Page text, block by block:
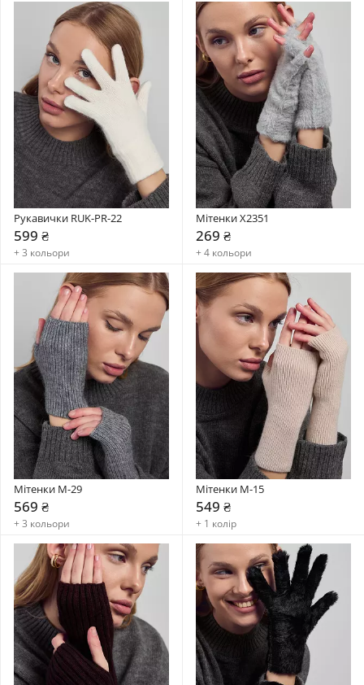
Рукавички RUK-PR-22
599 ₴
+ 3 кольори
Мітенки X2351
269 ₴
+ 4 кольори
Мітенки М-29
569 ₴
+ 3 кольори
Мітенки М-15
549 ₴
+ 1 колір